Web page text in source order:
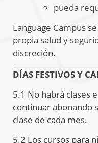
pueda
Language Campus
propia salud y
discreción.
DÍAS FESTIVOS Y
5.1 No habrá clases
continuar abonando
clase de cada mes.
5.2 Los cursos para